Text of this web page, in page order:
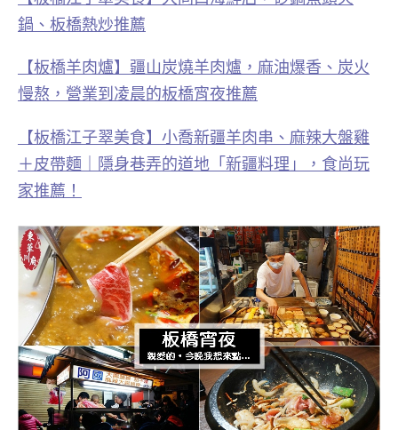
鍋、板橋熱炒推薦
【板橋羊肉爐】疆山炭燒羊肉爐，麻油爆香、炭火
慢熬，營業到凌晨的板橋宵夜推薦
【板橋江子翠美食】小喬新疆羊肉串、麻辣大盤雞
＋皮帶麵｜隱身巷弄的道地「新疆料理」，食尚玩
家推薦！